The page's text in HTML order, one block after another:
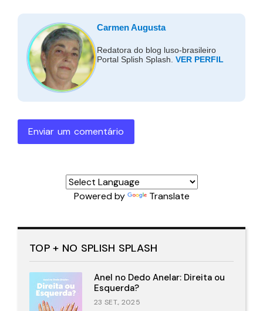
Carmen Augusta
Redatora do blog luso-brasileiro
Portal Splish Splash. VER PERFIL
Enviar um comentário
Powered by Translate
TOP + NO SPLISH SPLASH
Anel no Dedo Anelar: Direita ou
Esquerda?
23 SET., 2025